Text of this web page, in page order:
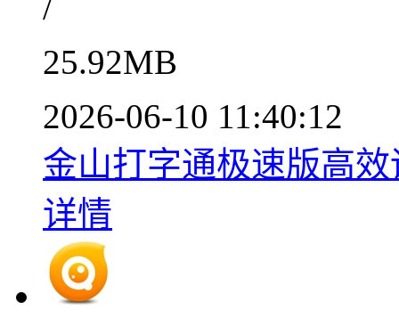
25.92MB
2026-06-10 11:40:12
金山打字通极速版高
详情